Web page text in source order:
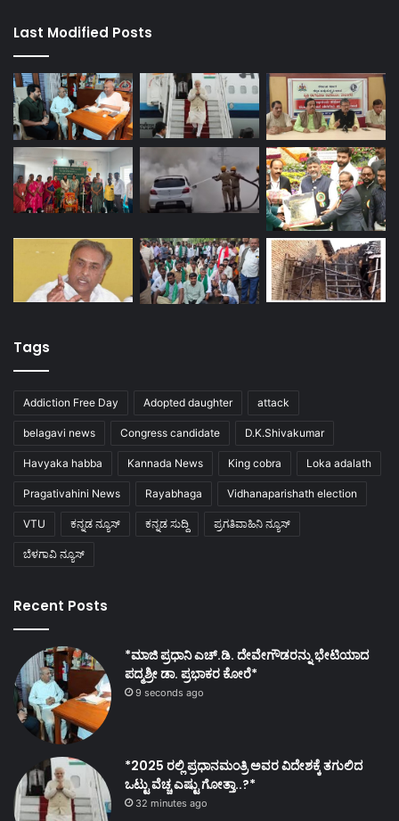
Last Modified Posts
Tags
Addiction Free Day Adopted daughter attack
belagavi news Congress candidate D.K.Shivakumar
Havyaka habba Kannada News King cobra Loka adalath
Pragativahini News Rayabhaga Vidhanaparishath election
VTU ಕನ್ನಡ ನ್ಯೂಸ್ ಕನ್ನಡ ಸುದ್ದಿ ಪ್ರಗತಿವಾಹಿನಿ ನ್ಯೂಸ್
ಬೆಳಗಾವಿ ನ್ಯೂಸ್
Recent Posts
*ಮಾಜಿ ಪ್ರಧಾನಿ ಎಚ್.ಡಿ. ದೇವೇಗೌಡರನ್ನು ಭೇಟಿಯಾದ
ಪದ್ಮಶ್ರೀ ಡಾ. ಪ್ರಭಾಕರ ಕೋರೆ*
9 seconds ago
*2025 ರಲ್ಲಿ ಪ್ರಧಾನಮಂತ್ರಿ ಅವರ ವಿದೇಶಕ್ಕೆ ತಗುಲಿದ
ಒಟ್ಟು ವೆಚ್ಚ ಎಷ್ಟು ಗೋತ್ತಾ..?*
32 minutes ago